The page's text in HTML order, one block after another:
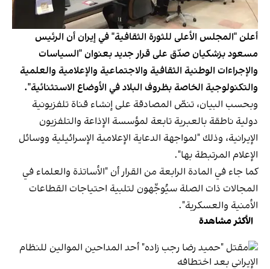
أعلن "المجلس الأعلى للثورة الثقافية" في إيران أن الرئيس
مسعود بزشكيان صدّق على قرار جديد بعنوان "السياسات
والإجراءات الوطنية الثقافية والاجتماعية والإعلامية والعلمية
والتكنولوجية الخاصة بظروف البلاد في الأوضاع الاستثنائية".
وبحسب البيان، تنصّ المصادقة على إنشاء قناة تلفزيونية
دولية ناطقة بالعبرية تابعة لمؤسسة الإذاعة والتلفزيون
الإيرانية، وذلك "لمواجهة الدعاية الإعلامية الإسرائيلية ووسائل
الإعلام المرتبطة بها".
كما جاء في المادة الرابعة من القرار أن "الأساتذة والعلماء في
المجالات ذات الصلة سيُوجَّهون لتلبية احتياجات القطاعات
الأمنية والعسكرية".
الأكثر مشاهدة